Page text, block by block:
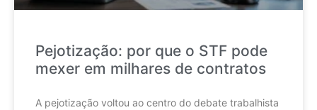
Pejotização: por que o STF pode
mexer em milhares de contratos
A pejotização voltou ao centro do debate trabalhista